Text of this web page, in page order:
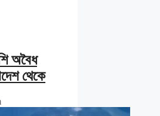
অবৈধ
থেকে